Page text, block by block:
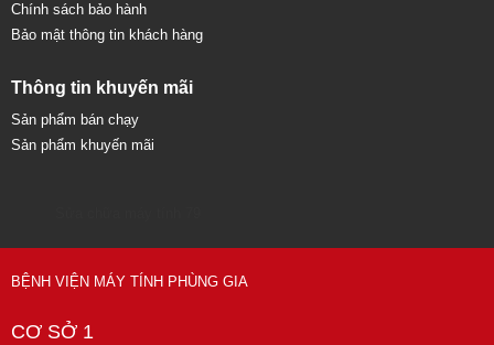
Chính sách bảo hành
Bảo mật thông tin khách hàng
Thông tin khuyến mãi
Sản phẩm bán chạy
Sản phẩm khuyến mãi
BỆNH VIỆN MÁY TÍNH PHÙNG GIA
CƠ SỞ 1